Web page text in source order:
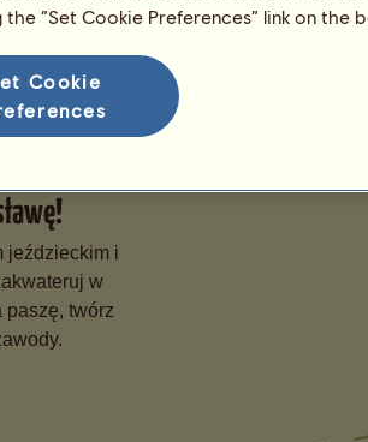
i
jeździeckim i
w
paszę, twórz
the “Set Cookie Preferences” link on the
Cookie